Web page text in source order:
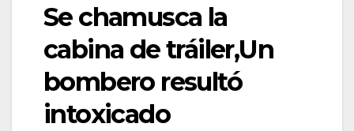
Se chamusca la
cabina de tráiler,Un
bombero resultó
intoxicado